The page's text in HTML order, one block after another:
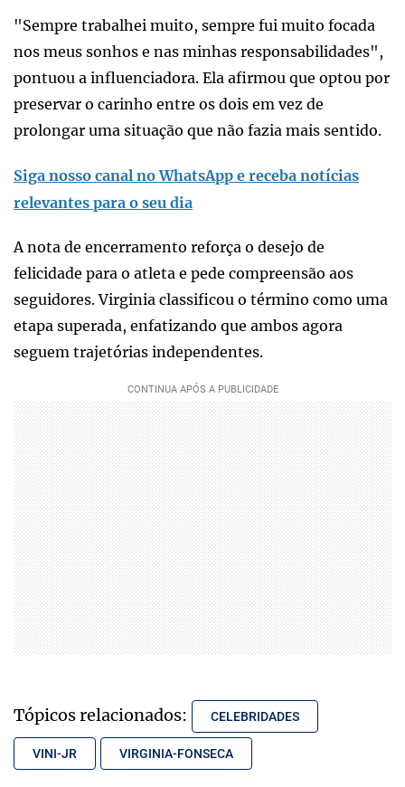
"Sempre trabalhei muito, sempre fui muito focada
nos meus sonhos e nas minhas responsabilidades",
pontuou a influenciadora. Ela afirmou que optou por
preservar o carinho entre os dois em vez de
prolongar uma situação que não fazia mais sentido.
Siga nosso canal no WhatsApp e receba notícias
relevantes para o seu dia
A nota de encerramento reforça o desejo de
felicidade para o atleta e pede compreensão aos
seguidores. Virginia classificou o término como uma
etapa superada, enfatizando que ambos agora
seguem trajetórias independentes.
Tópicos relacionados: CELEBRIDADES
VINI-JR VIRGINIA-FONSECA